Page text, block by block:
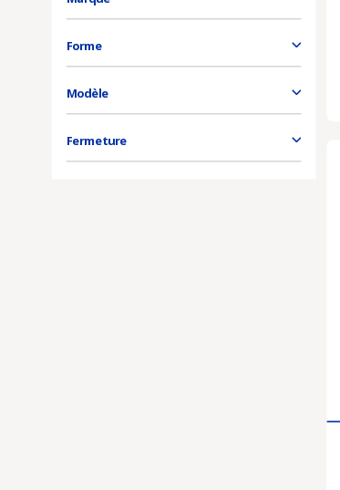
Forme
Modèle
Fermeture